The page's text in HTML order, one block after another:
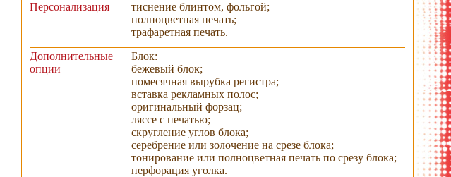
Персонализация
тиснение блинтом, фольгой;
полноцветная печать;
трафаретная печать.
Дополнительные
опции
Блок:
бежевый блок;
помесячная вырубка регистра;
вставка рекламных полос;
оригинальный форзац;
ляссе с печатью;
скругление углов блока;
серебрение или золочение на срезе блока;
тонирование или полноцветная печать по срезу блока;
перфорация уголка.